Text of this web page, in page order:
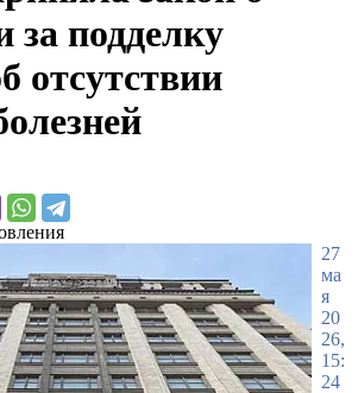
за подделку
отсутствии
27
ма
я
20
26,
15:
24